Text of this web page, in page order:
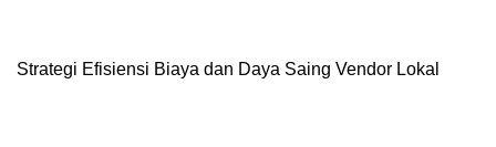
Strategi Efisiensi Biaya dan Daya Saing Vendor Lokal